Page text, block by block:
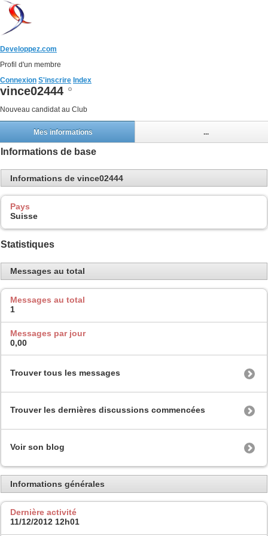
Developpez.com
Profil d'un membre
Connexion S'inscrire Index
vince02444
Nouveau candidat au Club
Mes informations ...
Informations de base
Informations de vince02444
Pays
Suisse
Statistiques
Messages au total
Messages au total
1
Messages par jour
0,00
Trouver tous les messages
Trouver les dernières discussions commencées
Voir son blog
Informations générales
Dernière activité
11/12/2012 12h01